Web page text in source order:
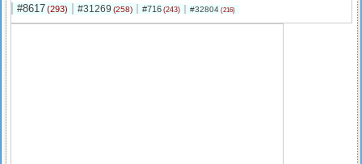
#8617(293) #31269 (258) #716 (243) #32804 (216)